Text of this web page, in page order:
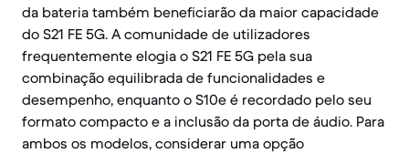
da bateria também beneficiarão da maior capacidade
do S21 FE 5G. A comunidade de utilizadores
frequentemente elogia o S21 FE 5G pela sua
combinação equilibrada de funcionalidades e
desempenho, enquanto o S10e é recordado pelo seu
formato compacto e a inclusão da porta de áudio. Para
ambos os modelos, considerar uma opção